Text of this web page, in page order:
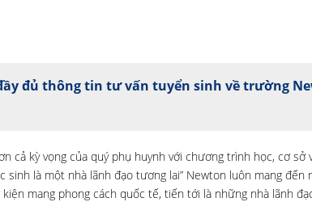
đủ thông tin tư vấn tuyển sinh về trường
kỳ vọng của quý phụ huynh với chương trình học, cơ sở
là một nhà lãnh đạo tương lai” Newton luôn mang đến
mang phong cách quốc tế, tiến tới là những nhà lãnh